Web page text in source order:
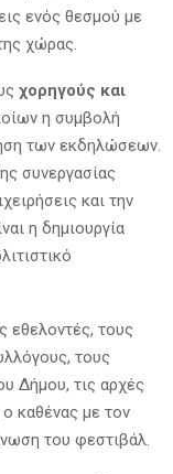
ενός θεσμού με
χώρας.
χορηγούς και
η συμβολή
των εκδηλώσεων.
συνεργασίας
και την
η δημιουργία
εθελοντές, τους
τους
Δήμου, τις αρχές
καθένας με τον
του φεστιβάλ.